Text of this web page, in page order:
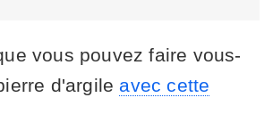
vous pouvez faire vous-
d'argile avec cette